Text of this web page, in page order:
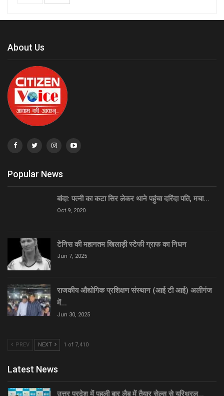
About Us
Popular News
बांदा: पत्नी का कटा सिर लेकर थाने पहुंचा दरिंदा पति, मचा…
Oct 9, 2020
टेनिस की महानतम खिलाड़ी स्टेफी ग्राफ का निधन
Jun 7, 2025
राजकीय औद्योगिक प्रशिक्षण संस्थान (आई टी आई) अलीगंज
में…
Jun 30, 2025
PREV NEXT 1 of 7,410
Latest News
उत्तर प्रदेश में पहली बार लैब में तैयार सेल्स से यूरिथ्रल…